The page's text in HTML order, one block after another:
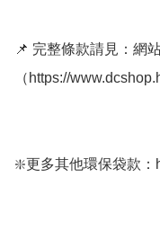
📌 完整條款請見：網
（https://
❇️更多其他環保袋款：